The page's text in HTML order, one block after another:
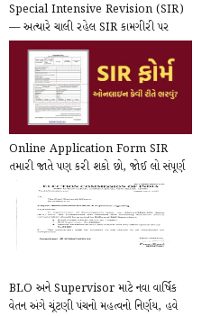
Special Intensive Revision (SIR)
— અત્યારે ચાલી રહેલ SIR કામગીરી પર
સંપૂર્ણ માર્...
Online Application Form SIR
તમારી જાતે પણ કરી શકો છો, જોઈ લો સંપૂર્ણ
માહિતી
BLO અને Supervisor માટે નવા વાર્ષિક
વેતન અંગે ચૂંટણી પંચનો મહત્વનો નિર્ણય, હવે